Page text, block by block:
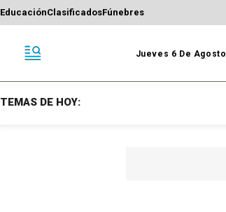
EducaciónClasificadosFúnebres
Jueves 6 De Agosto
TEMAS DE HOY: